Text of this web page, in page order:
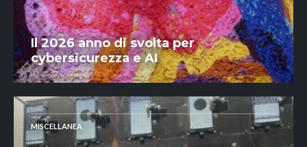
Il 2026 anno di svolta per
cybersicurezza e AI
MISCELLANEA